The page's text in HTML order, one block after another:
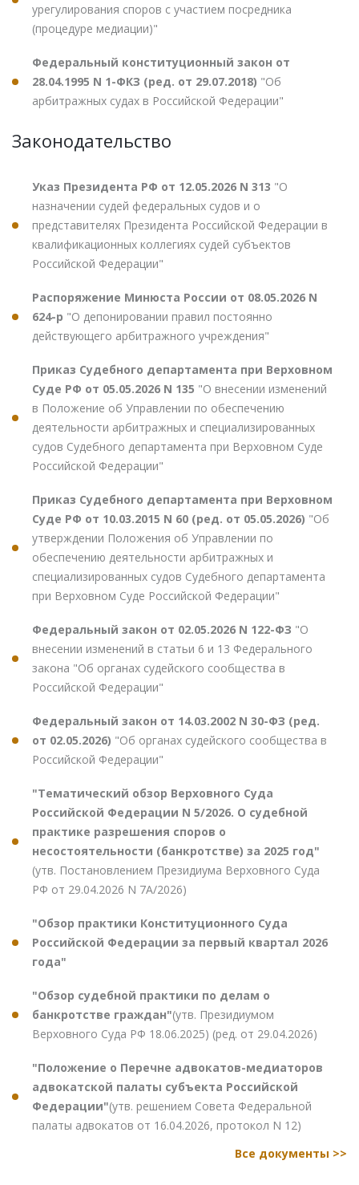
урегулирования споров с участием посредника
(процедуре медиации)"
Федеральный конституционный закон от
28.04.1995 N 1-ФКЗ (ред. от 29.07.2018) "Об
арбитражных судах в Российской Федерации"
Законодательство
Указ Президента РФ от 12.05.2026 N 313 "О
назначении судей федеральных судов и о
представителях Президента Российской Федерации в
квалификационных коллегиях судей субъектов
Российской Федерации"
Распоряжение Минюста России от 08.05.2026 N
624-р "О депонировании правил постоянно
действующего арбитражного учреждения"
Приказ Судебного департамента при Верховном
Суде РФ от 05.05.2026 N 135 "О внесении изменений
в Положение об Управлении по обеспечению
деятельности арбитражных и специализированных
судов Судебного департамента при Верховном Суде
Российской Федерации"
Приказ Судебного департамента при Верховном
Суде РФ от 10.03.2015 N 60 (ред. от 05.05.2026) "Об
утверждении Положения об Управлении по
обеспечению деятельности арбитражных и
специализированных судов Судебного департамента
при Верховном Суде Российской Федерации"
Федеральный закон от 02.05.2026 N 122-ФЗ "О
внесении изменений в статьи 6 и 13 Федерального
закона "Об органах судейского сообщества в
Российской Федерации"
Федеральный закон от 14.03.2002 N 30-ФЗ (ред.
от 02.05.2026) "Об органах судейского сообщества в
Российской Федерации"
"Тематический обзор Верховного Суда
Российской Федерации N 5/2026. О судебной
практике разрешения споров о
несостоятельности (банкротстве) за 2025 год"
(утв. Постановлением Президиума Верховного Суда
РФ от 29.04.2026 N 7А/2026)
"Обзор практики Конституционного Суда
Российской Федерации за первый квартал 2026
года"
"Обзор судебной практики по делам о
банкротстве граждан"(утв. Президиумом
Верховного Суда РФ 18.06.2025) (ред. от 29.04.2026)
"Положение о Перечне адвокатов-медиаторов
адвокатской палаты субъекта Российской
Федерации"(утв. решением Совета Федеральной
палаты адвокатов от 16.04.2026, протокол N 12)
Все документы >>